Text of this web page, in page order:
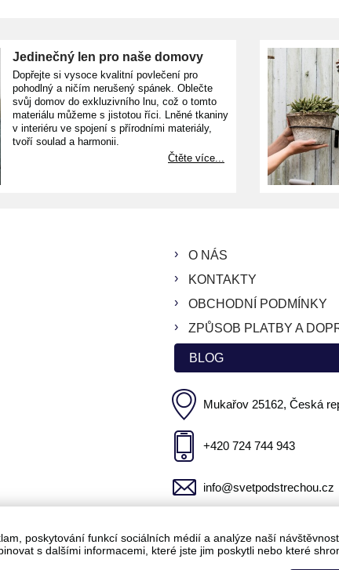
Jedinečný len pro naše domovy
Dopřejte si vysoce kvalitní povlečení pro
pohodlný a ničím nerušený spánek. Oblečte
svůj domov do exkluzivního lnu, což o tomto
materiálu můžeme s jistotou říci. Lněné tkaniny
v interiéru ve spojení s přírodními materiály,
tvoří soulad a harmonii.
Čtěte více...
O NÁS
KONTAKTY
OBCHODNÍ PODMÍNKY
ZPŮSOB PLATBY A
BLOG
Mukařov 25162, Česká
+420 724 744 943
info@svetpodstrechou.cz
poskytování funkcí sociálních médií a analýze naší
s dalšími informacemi, které jste jim poskytli nebo které